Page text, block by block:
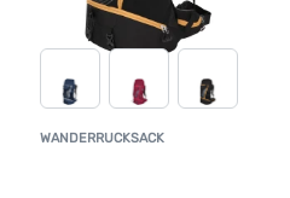
WANDERRUCKSACK